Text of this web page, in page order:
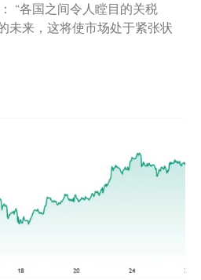
“各国之间令人瞠目的关税
未来，这将使市场处于紧张状